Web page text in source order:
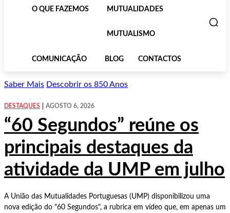
O QUE FAZEMOS MUTUALIDADES
MUTUALISMO
COMUNICAÇÃO BLOG CONTACTOS
Saber Mais Descobrir os 850 Anos
DESTAQUES AGOSTO 6, 2026
“60 Segundos” reúne os
principais destaques da
atividade da UMP em julho
A União das Mutualidades Portuguesas (UMP) disponibilizou uma
nova edição do "60 Segundos", a rubrica em vídeo que, em apenas um